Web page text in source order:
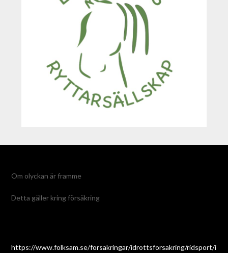
Om olyckan är framme
Detta gäller kring försäkring
https://www.folksam.se/forsakringar/idrottsforsakring/ridsport/i